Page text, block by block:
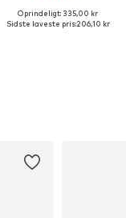
Oprindeligt: 335,00 kr
Sidste laveste pris:206,10 kr